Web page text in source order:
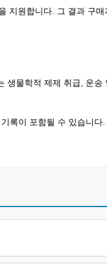
지원합니다. 그 결과 구
생물학적 제제 취급, 운송
록이 포함될 수 있습니다